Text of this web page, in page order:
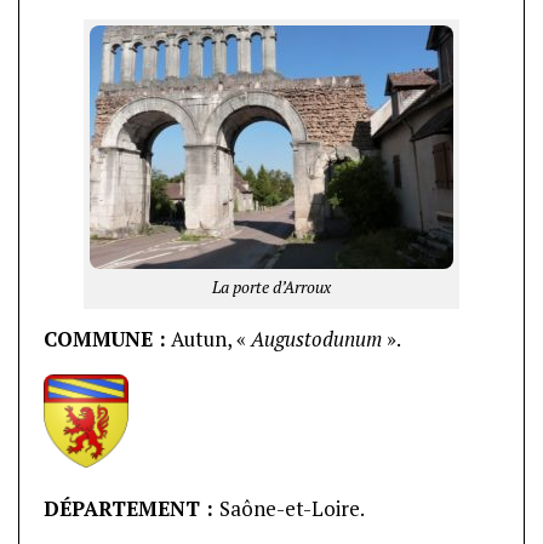
La porte d’Arroux
COMMUNE : Autun, «Augustodunum ».
DÉPARTEMENT : Saône-et-Loire.